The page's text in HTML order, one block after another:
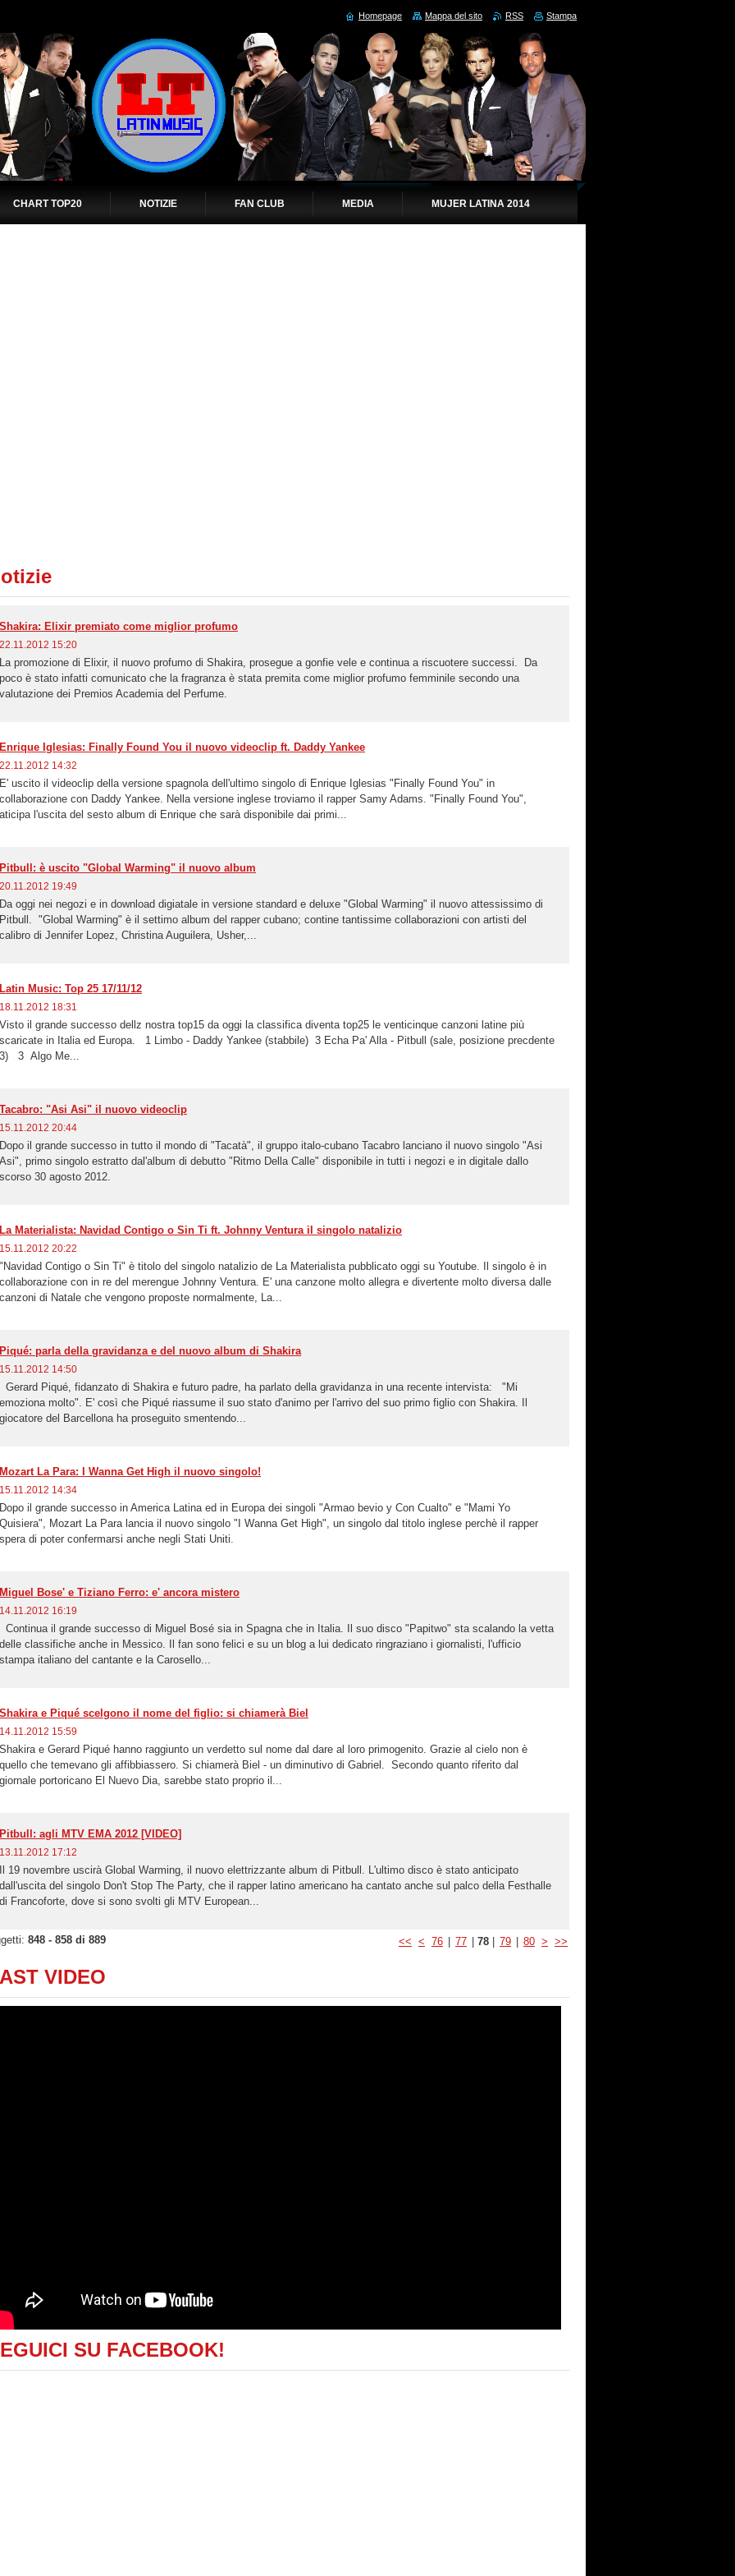
CHART TOP20 NOTIZIE FAN CLUB MEDIA MUJER LATINA 2014
Shakira: Elixir premiato come miglior profumo
22.11.2012 15:20
La promozione di Elixir, il nuovo profumo di Shakira, prosegue a gonfie vele e continua a riscuotere successi. Da
poco è stato infatti comunicato che la fragranza è stata premita come miglior profumo femminile secondo una
valutazione dei Premios Academia del Perfume.
Enrique Iglesias: Finally Found You il nuovo videoclip ft. Daddy Yankee
22.11.2012 14:32
E' uscito il videoclip della versione spagnola dell'ultimo singolo di Enrique Iglesias "Finally Found You" in
collaborazione con Daddy Yankee. Nella versione inglese troviamo il rapper Samy Adams. "Finally Found You",
aticipa l'uscita del sesto album di Enrique che sarà disponibile dai primi...
Pitbull: è uscito "Global Warming" il nuovo album
20.11.2012 19:49
Da oggi nei negozi e in download digiatale in versione standard e deluxe "Global Warming" il nuovo attessissimo di
Pitbull. "Global Warming" è il settimo album del rapper cubano; contine tantissime collaborazioni con artisti del
calibro di Jennifer Lopez, Christina Auguilera, Usher,...
Latin Music: Top 25 17/11/12
18.11.2012 18:31
Visto il grande successo dellz nostra top15 da oggi la classifica diventa top25 le venticinque canzoni latine più
scaricate in Italia ed Europa. 1 Limbo - Daddy Yankee (stabbile) 3 Echa Pa' Alla - Pitbull (sale, posizione precdente
3) 3 Algo Me...
Tacabro: "Asi Asi" il nuovo videoclip
15.11.2012 20:44
Dopo il grande successo in tutto il mondo di "Tacatà", il gruppo italo-cubano Tacabro lanciano il nuovo singolo "Asi
Asi", primo singolo estratto dal'album di debutto "Ritmo Della Calle" disponibile in tutti i negozi e in digitale dallo
scorso 30 agosto 2012.
La Materialista: Navidad Contigo o Sin Ti ft. Johnny Ventura il singolo natalizio
15.11.2012 20:22
"Navidad Contigo o Sin Ti" è titolo del singolo natalizio de La Materialista pubblicato oggi su Youtube. Il singolo è in
collaborazione con in re del merengue Johnny Ventura. E' una canzone molto allegra e divertente molto diversa dalle
canzoni di Natale che vengono proposte normalmente, La...
Piqué: parla della gravidanza e del nuovo album di Shakira
15.11.2012 14:50
Gerard Piqué, fidanzato di Shakira e futuro padre, ha parlato della gravidanza in una recente intervista: "Mi
emoziona molto". E' così che Piqué riassume il suo stato d'animo per l'arrivo del suo primo figlio con Shakira. Il
giocatore del Barcellona ha proseguito smentendo...
Mozart La Para: I Wanna Get High il nuovo singolo!
15.11.2012 14:34
Dopo il grande successo in America Latina ed in Europa dei singoli "Armao bevio y Con Cualto" e "Mami Yo
Quisiera", Mozart La Para lancia il nuovo singolo "I Wanna Get High", un singolo dal titolo inglese perchè il rapper
spera di poter confermarsi anche negli Stati Uniti.
Miguel Bose' e Tiziano Ferro: e' ancora mistero
14.11.2012 16:19
Continua il grande successo di Miguel Bosé sia in Spagna che in Italia. Il suo disco "Papitwo" sta scalando la vetta
delle classifiche anche in Messico. Il fan sono felici e su un blog a lui dedicato ringraziano i giornalisti, l'ufficio
stampa italiano del cantante e la Carosello...
Shakira e Piqué scelgono il nome del figlio: si chiamerà Biel
14.11.2012 15:59
Shakira e Gerard Piqué hanno raggiunto un verdetto sul nome dal dare al loro primogenito. Grazie al cielo non è
quello che temevano gli affibbiassero. Si chiamerà Biel - un diminutivo di Gabriel. Secondo quanto riferito dal
giornale portoricano El Nuevo Dia, sarebbe stato proprio il...
Pitbull: agli MTV EMA 2012 [VIDEO]
13.11.2012 17:12
Il 19 novembre uscirà Global Warming, il nuovo elettrizzante album di Pitbull. L'ultimo disco è stato anticipato
dall'uscita del singolo Don't Stop The Party, che il rapper latino americano ha cantato anche sul palco della Festhalle
di Francoforte, dove si sono svolti gli MTV European...
848 - 858 di 889 << < 76 77 78 79 80 > >>
VIDEO
SU FACEBOOK!
Homepage Mappa del sito RSS Stampa